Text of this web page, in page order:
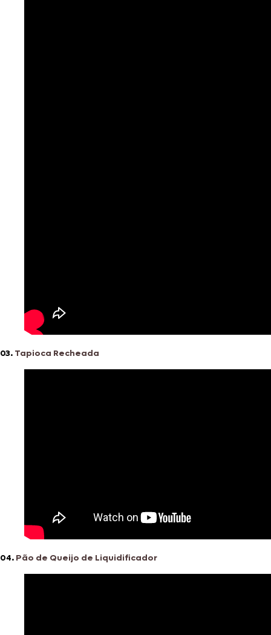
03. Tapioca Recheada
04. Pão de Queijo de Liquidificador